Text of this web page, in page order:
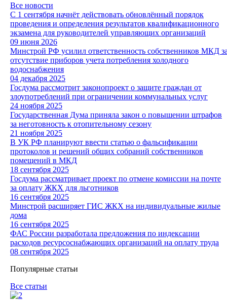
Все новости
С 1 сентября начнёт действовать обновлённый порядок
проведения и определения результатов квалификационного
экзамена для руководителей управляющих организаций
09 июня 2026
Минстрой РФ усилил ответственность собственников МКД
отсутствие приборов учета потребления холодного
водоснабжения
04 декабря 2025
Госдума рассмотрит законопроект о защите граждан от
злоупотреблений при ограничении коммунальных услуг
24 ноября 2025
Государственная Дума приняла закон о повышении штрафов
за неготовность к отопительному сезону
21 ноября 2025
В УК РФ планируют ввести статью о фальсификации
протоколов и решений общих собраний собственников
помещений в МКД
18 сентября 2025
Госдума рассматривает проект по отмене комиссии на почте
за оплату ЖКХ для льготников
16 сентября 2025
Минстрой расширяет ГИС ЖКХ на индивидуальные жилые
дома
16 сентября 2025
ФАС России разработала предложения по индексации
расходов ресурсоснабжающих организаций на оплату труда
08 сентября 2025
Популярные статьи
Все статьи